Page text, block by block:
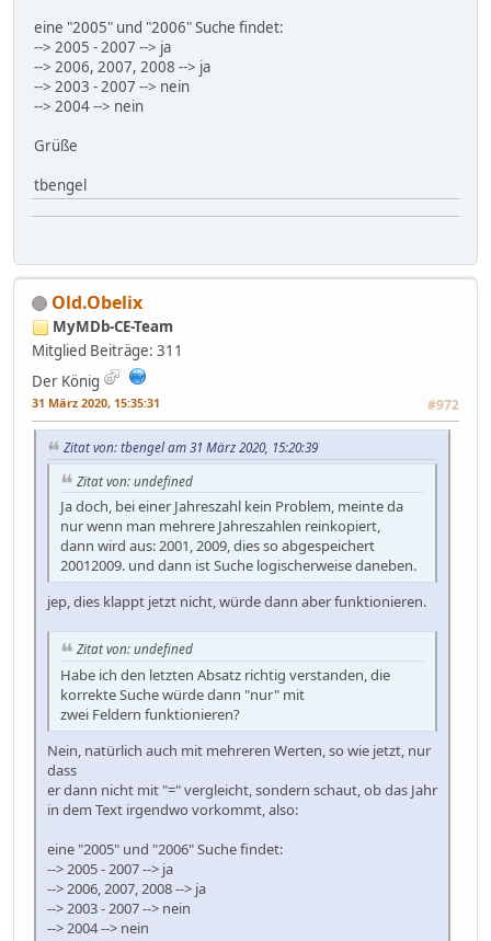
eine "2005" und "2006" Suche findet:
--> 2005 - 2007 --> ja
--> 2006, 2007, 2008 --> ja
--> 2003 - 2007 --> nein
--> 2004 --> nein
Grüße
tbengel
Old.Obelix
MyMDb-CE-Team
Mitglied Beiträge: 311
Der König
31 März 2020, 15:35:31 #972
Zitat von: tbengel am 31 März 2020, 15:20:39
Zitat von: undefined
Ja doch, bei einer Jahreszahl kein Problem, meinte da
nur wenn man mehrere Jahreszahlen reinkopiert,
dann wird aus: 2001, 2009, dies so abgespeichert
20012009. und dann ist Suche logischerweise daneben.
jep, dies klappt jetzt nicht, würde dann aber funktionieren.
Zitat von: undefined
Habe ich den letzten Absatz richtig verstanden, die
korrekte Suche würde dann "nur" mit
zwei Feldern funktionieren?
Nein, natürlich auch mit mehreren Werten, so wie jetzt, nur
dass
er dann nicht mit "=" vergleicht, sondern schaut, ob das Jahr
in dem Text irgendwo vorkommt, also:
eine "2005" und "2006" Suche findet:
--> 2005 - 2007 --> ja
--> 2006, 2007, 2008 --> ja
--> 2003 - 2007 --> nein
--> 2004 --> nein